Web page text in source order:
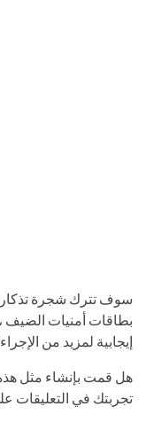
سوف تترك شجرة
بطاقات أمنيات
إيجابية لمزيد من
هل قمت بإنشاء مثل
تجربتك في التعليقات